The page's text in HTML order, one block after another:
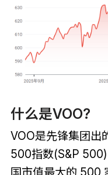
什么是VOO?
VOO是先锋集团出
500指数(S&P